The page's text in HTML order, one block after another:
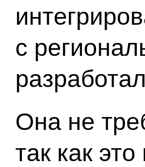
с
Она не
так как